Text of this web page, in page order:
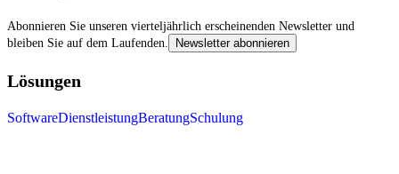
Abonnieren Sie unseren vierteljährlich erscheinenden Newsletter und
bleiben Sie auf dem Laufenden.
Newsletter abonnieren
Lösungen
SoftwareDienstleistungBeratungSchulung